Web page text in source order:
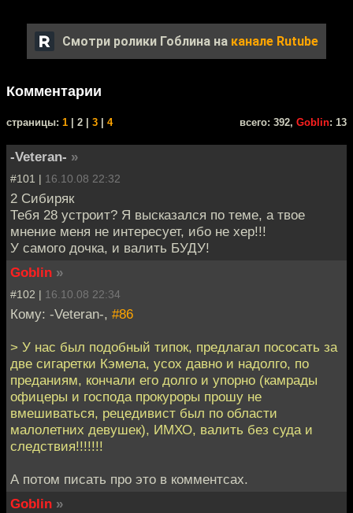
Смотри ролики Гоблина на канале Rutube
Комментарии
cтраницы: 1 | 2 | 3 4 всего: 392, Goblin: 13
-Veteran- »
#101 | 16.10.08 22:32
2 Сибиряк
Тебя 28 устроит? Я высказался по теме, а твое
мнение меня не интересует, ибо не хер!!!
У самого дочка, и валить БУДУ!
Goblin »
#102 | 16.10.08 22:34
Кому: -Veteran-, #86
> У нас был подобный типок, предлагал пососать за
две сигаретки Кэмела, усох давно и надолго, по
преданиям, кончали его долго и упорно (камрады
офицеры и господа прокуроры прошу не
вмешиваться, рецедивист был по области
малолетних девушек), ИМХО, валить без суда и
следствия!!!!!!!
А потом писать про это в комментсах.
Goblin »